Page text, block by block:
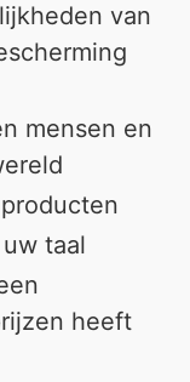
van
mensen en
taal
heeft